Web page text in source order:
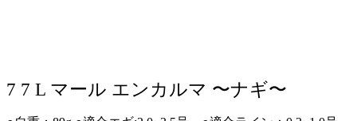
7 7 L マール エンカルマ 〜ナギ〜